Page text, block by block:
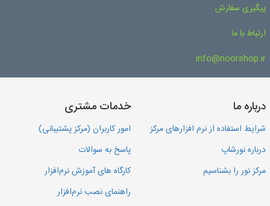
پیگیری سفارش
ارتباط با ما
info@noorshop.ir
درباره ما
شرایط استفاده از نرم افزارهای مرکز
درباره نورشاپ
مرکز نور را بشناسیم
خدمات مشتری
امور کاربران (مرکز پشتیبانی)
پاسخ به سوالات
کارگاه های آموزش نرم‌افزار
راهنمای نصب نرم‌افزار